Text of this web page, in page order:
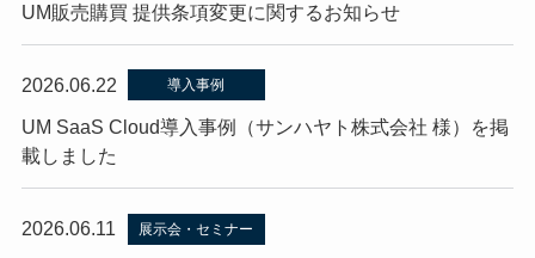
UM販売購買 提供条項変更に関するお知らせ
2026.06.22 導入事例
UM SaaS Cloud導入事例（サンハヤト株式会社 様）を掲
載しました
2026.06.11 展示会・セミナー